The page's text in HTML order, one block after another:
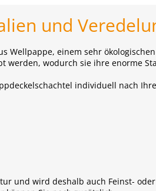
und
Wellpappe, einem sehr
werden, wodurch sie ihre enorme
individuell nach
und wird deshalb auch Feinst- oder